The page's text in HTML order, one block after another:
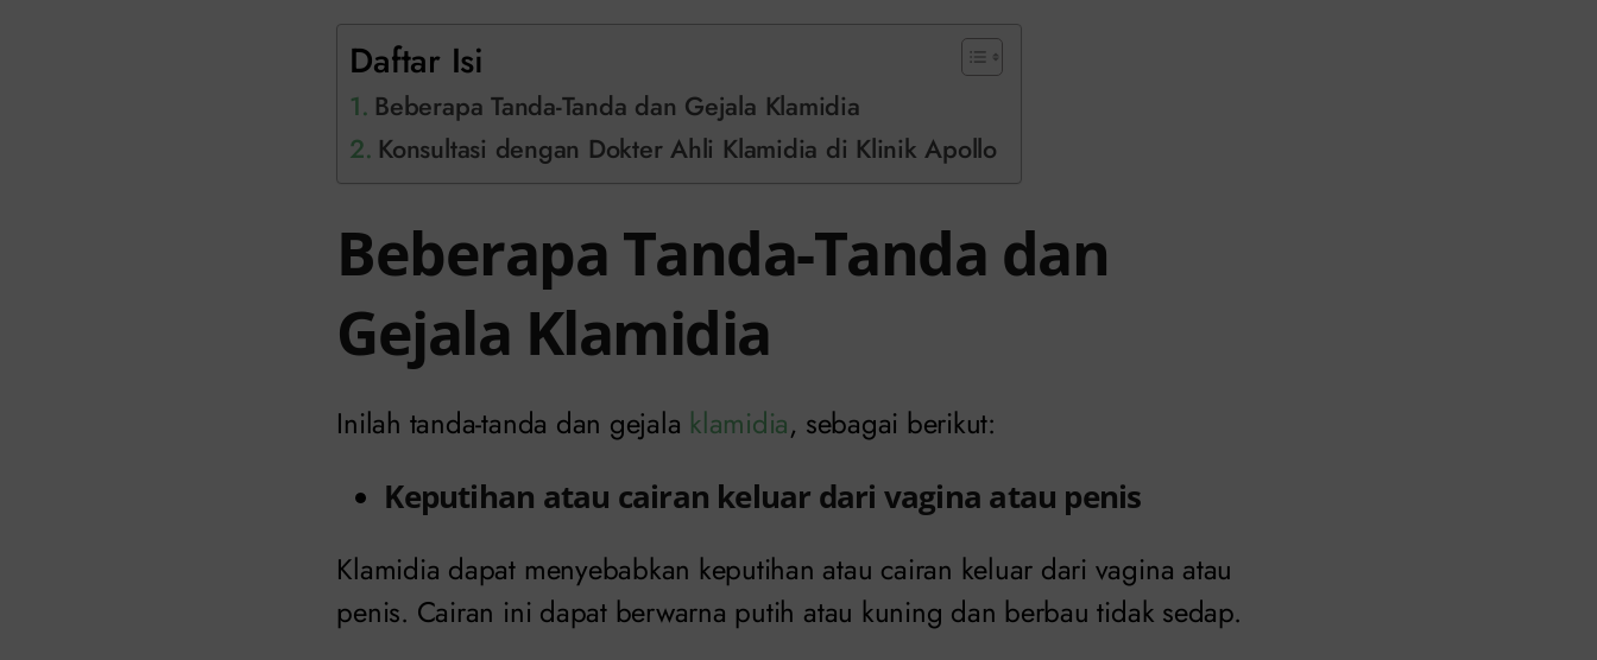
Daftar Isi
Beberapa Tanda-Tanda dan Gejala Klamidia
Konsultasi dengan Dokter Ahli Klamidia di Klinik Apollo
Beberapa Tanda-Tanda dan
Gejala Klamidia
Inilah tanda-tanda dan gejala klamidia, sebagai berikut:
Keputihan atau cairan keluar dari vagina atau penis
Klamidia dapat menyebabkan keputihan atau cairan keluar dari vagina atau
penis. Cairan ini dapat berwarna putih atau kuning dan berbau tidak sedap.